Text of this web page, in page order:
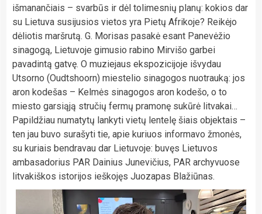
išmanančiais – svarbūs ir dėl tolimesnių planų: kokios dar
su Lietuva susijusios vietos yra Pietų Afrikoje? Reikėjo
dėliotis maršrutą. G. Morisas pasakė esant Panevėžio
sinagogą, Lietuvoje gimusio rabino Mirvišo garbei
pavadintą gatvę. O muziejaus ekspozicijoje išvydau
Utsorno (Oudtshoorn) miestelio sinagogos nuotrauką: jos
aron kodešas – Kelmės sinagogos aron kodešo, o to
miesto garsiąją stručių fermų pramonę sukūrė litvakai…
Papildžiau numatytų lankyti vietų lentelę šiais objektais –
ten jau buvo surašyti tie, apie kuriuos informavo žmonės,
su kuriais bendravau dar Lietuvoje: buvęs Lietuvos
ambasadorius PAR Dainius Junevičius, PAR archyvuose
litvakiškos istorijos ieškojęs Juozapas Blažiūnas.